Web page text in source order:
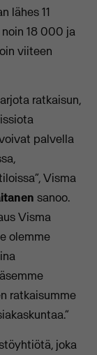
lähes 11
18 000 ja
viiteen
ratkaisun,
palvella
Visma
sanoo.
Visma
olemme
ratkaisumme
joka